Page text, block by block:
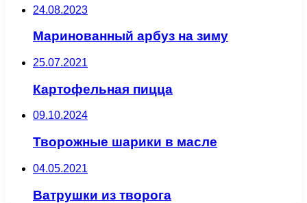
24.08.2023
Маринованный арбуз на зиму
25.07.2021
Картофельная пицца
09.10.2024
Творожные шарики в масле
04.05.2021
Ватрушки из творога